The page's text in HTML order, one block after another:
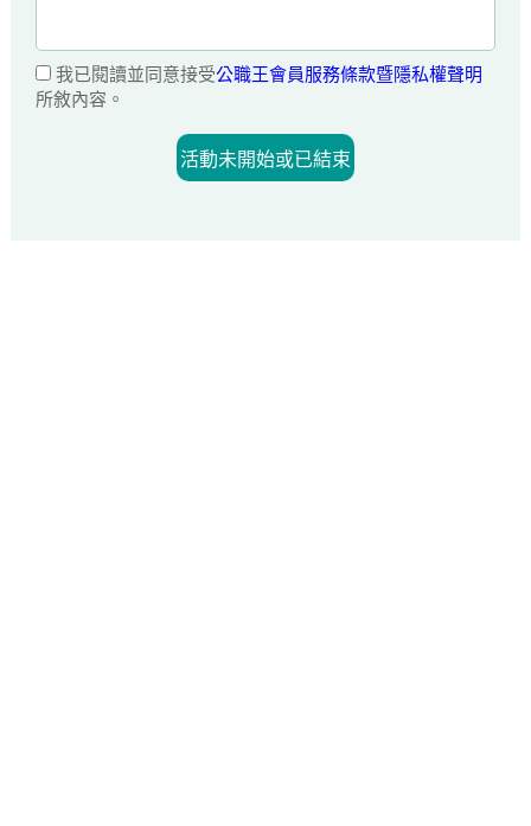
我已閱讀並同意接受公職王會員服務條款暨隱私權聲明
所敘內容。
活動未開始或已結束